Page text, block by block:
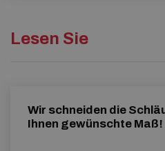
Lesen Sie
Wir schneiden die
Ihnen gewünschte Maß!